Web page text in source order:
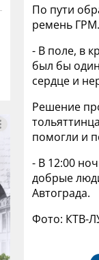
По пути
ремень ГРМ.
- В поле, в
был бы
сердце и
Решение
помогли и
- В 12:00
добрые
Автограда.
Фото: КТВ-